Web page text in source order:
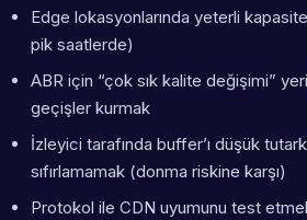
Edge lokasyonlarında yeterli
pik saatlerde)
ABR için “çok sık kalite değişimi”
geçişler kurmak
İzleyici tarafında buffer’ı düşük
sıfırlamamak (donma riskine karşı)
Protokol ile CDN uyumunu test